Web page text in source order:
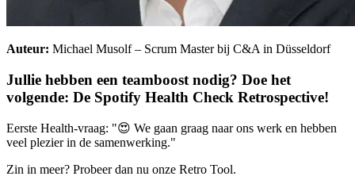
Auteur: Michael Musolf – Scrum Master bij C&A in Düsseldorf
Jullie hebben een teamboost nodig? Doe het
volgende: De Spotify Health Check Retrospective!
Eerste Health-vraag: "😍 We gaan graag naar ons werk en hebben
veel plezier in de samenwerking."
Zin in meer? Probeer dan nu onze Retro Tool.